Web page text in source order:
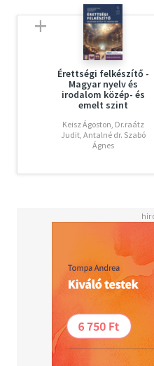
letölthető Raabe Klett
Minden, ami a sikeres
Érettségi felkészítő -
Magyar nyelv és
irodalom közép- és
emelt szint
Keisz Ágoston, Dr.raátz
Judit, Antalné dr. Szabó
Ágnes